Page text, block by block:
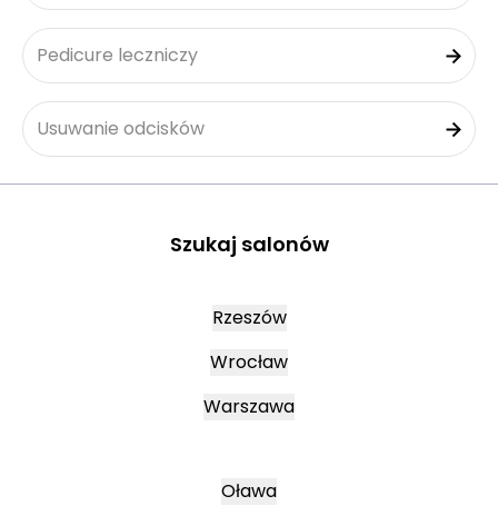
Pedicure leczniczy
Usuwanie odcisków
Szukaj salonów
Rzeszów
Wrocław
Warszawa
Oława